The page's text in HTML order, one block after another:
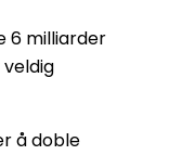
6 milliarder
å doble